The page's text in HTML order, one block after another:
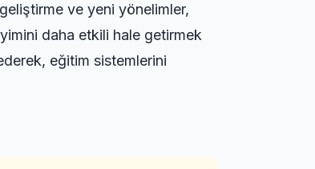
ve yeni yönelimler,
daha etkili hale getirmek
eğitim sistemlerini